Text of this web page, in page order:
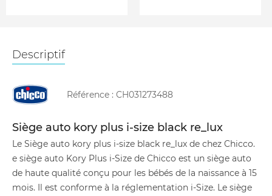
Descriptif
Référence : CH031273488
Siège auto kory plus i-size black re_lux
Le Siège auto kory plus i-size black re_lux de chez Chicco.
e siège auto Kory Plus i-Size de Chicco est un siège auto
de haute qualité conçu pour les bébés de la naissance à 15
mois. Il est conforme à la réglementation i-Size. Le siège